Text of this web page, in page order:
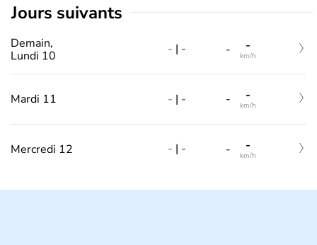
jours suivants
Demain,
Lundi 10
- | - - -
km/h
Mardi 11 - | - - -
km/h
Mercredi 12 - | - - -
km/h